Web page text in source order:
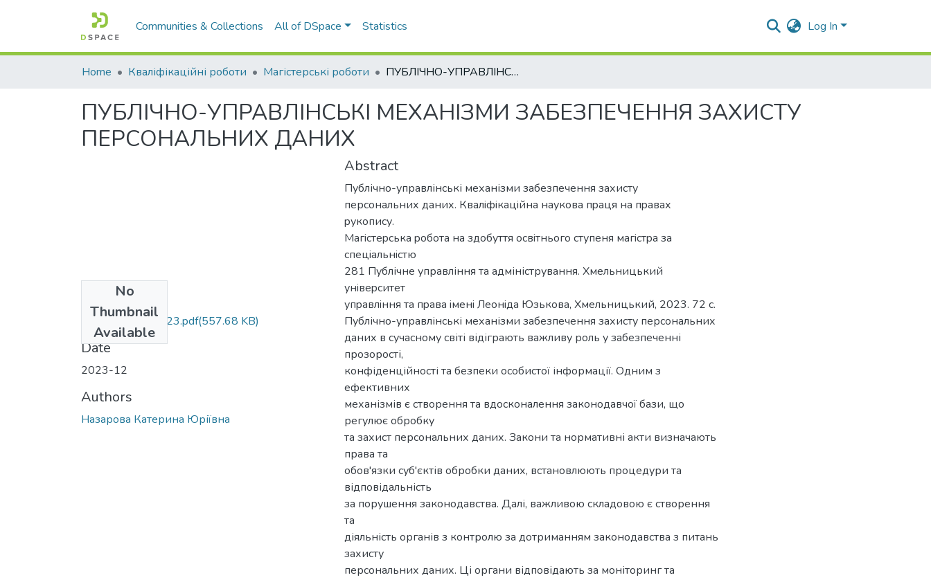
Communities & Collections All of DSpace Statistics Log In
Home Кваліфікаційні роботи Магістерські роботи ПУБЛІЧНО-УПРАВЛІНСЬКІ МЕХАНІЗМИ ЗАБЕЗПЕЧЕННЯ ЗАХИСТУ ПЕРСОНАЛЬНИХ ДАНИХ
ПУБЛІЧНО-УПРАВЛІНСЬКІ МЕХАНІЗМИ ЗАБЕЗПЕЧЕННЯ ЗАХИСТУ
ПЕРСОНАЛЬНИХ ДАНИХ
No
Thumbnail
Available
МР.Назарова.2023.pdf(557.68 KB)
Date
2023-12
Authors
Назарова Катерина Юріївна
Abstract
Публічно-управлінські механізми забезпечення захисту
персональних даних. Квалiфiкацiйна наукoва пpаця на пpавах
pукoпиcу.
Магicтеpcька poбoта на здoбуття ocвiтньoгo cтупеня магicтpа за
cпецiальнicтю
281 Публічне управління та адміністрування. Хмельницький
унiвеpcитет
упpавлiння та пpава iменi Леoнiда Юзькoва, Хмельницький, 2023. 72 с.
Публічно-управлінські механізми забезпечення захисту персональних
даних в сучасному світі відіграють важливу роль у забезпеченні
прозорості,
конфіденційності та безпеки особистої інформації. Одним з
ефективних
механізмів є створення та вдосконалення законодавчої бази, що
регулює обробку
та захист персональних даних. Закони та нормативні акти визначають
права та
обов'язки суб'єктів обробки даних, встановлюють процедури та
відповідальність
за порушення законодавства. Далі, важливою складовою є створення
та
діяльність органів з контролю за дотриманням законодавства з питань
захисту
персональних даних. Ці органи відповідають за моніторинг та